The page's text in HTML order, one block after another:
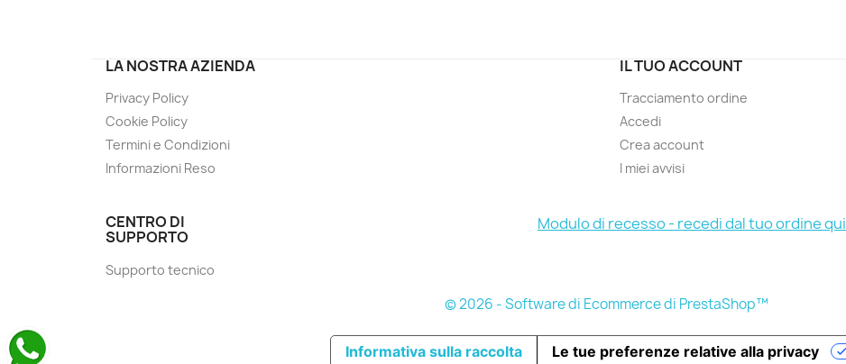
LA NOSTRA AZIENDA
Privacy Policy
Cookie Policy
Termini e Condizioni
Informazioni Reso
IL TUO ACCOUNT
Tracciamento ordine
Accedi
Crea account
I miei avvisi
CENTRO DI
SUPPORTO
Supporto tecnico
Modulo di recesso - recedi dal tuo ordine qui
© 2026 - Software di Ecommerce di PrestaShop™
Informativa sulla raccolta Le tue preferenze relative alla privacy